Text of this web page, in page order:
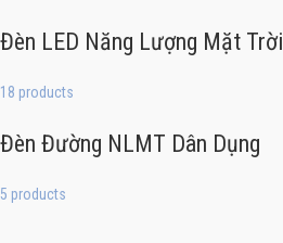
Đèn LED Năng Lượng Mặt Trời
18 products
Đèn Đường NLMT Dân Dụng
5 products